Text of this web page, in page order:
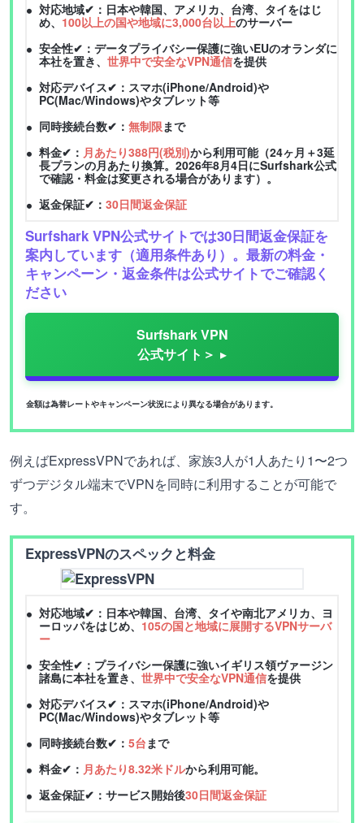
対応地域✔：日本や韓国、アメリカ、台湾、タイをはじ
め、 100以上の国や地域に3,000台以上のサーバー
安全性✔：データプライバシー保護に強いEUのオランダに
本社を置き、 世界中で安全なVPN通信を提供
対応デバイス✔：スマホ(iPhone/Android)や
PC(Mac/Windows)やタブレット等
同時接続台数✔： 無制限まで
料金✔： 月あたり388円(税別)から利用可能（24ヶ月＋3延
長プランの月あたり換算。2026年8月4日にSurfshark公式
で確認・料金は変更される場合があります）。
返金保証✔： 30日間返金保証
Surfshark VPN公式サイトでは30日間返金保証を
案内しています（適用条件あり）。最新の料金・
キャンペーン・返金条件は公式サイトでご確認く
ださい
Surfshark VPN
公式サイト＞
金額は為替レートやキャンペーン状況により異なる場合があります。
例えばExpressVPNであれば、家族3人が1人あたり1〜2つ
ずつデジタル端末でVPNを同時に利用することが可能で
す。
ExpressVPNのスペックと料金
対応地域✔：日本や韓国、台湾、タイや南北アメリカ、ヨ
ーロッパをはじめ、 105の国と地域に展開するVPNサーバ
ー
安全性✔：プライバシー保護に強いイギリス領ヴァージン
諸島に本社を置き、 世界中で安全なVPN通信を提供
対応デバイス✔：スマホ(iPhone/Android)や
PC(Mac/Windows)やタブレット等
同時接続台数✔： 5台まで
料金✔： 月あたり8.32米ドルから利用可能。
返金保証✔：サービス開始後30日間返金保証